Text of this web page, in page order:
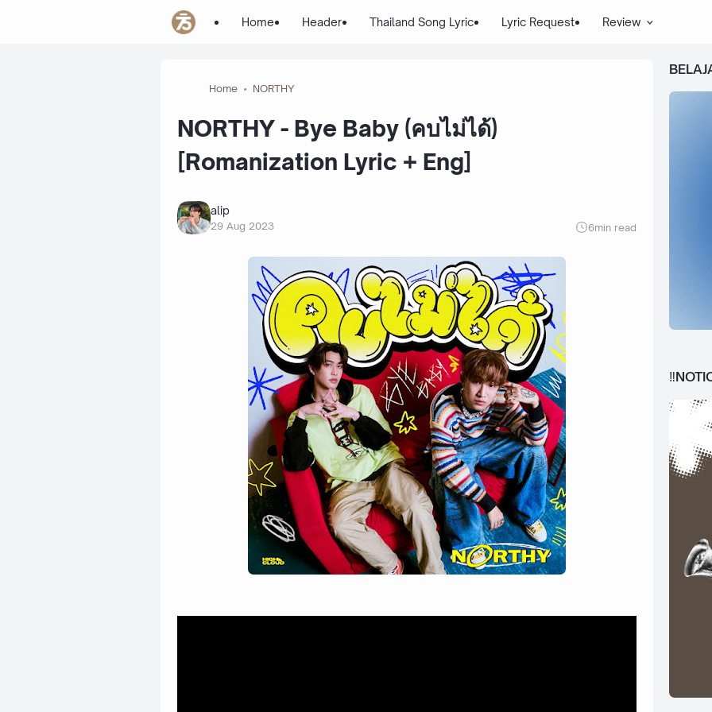
Home Header Thailand Song Lyric Lyric Request Review
Home NORTHY
NORTHY - Bye Baby (คบไม่ได้)
[Romanization Lyric + Eng]
alip
29 Aug 2023 6min read